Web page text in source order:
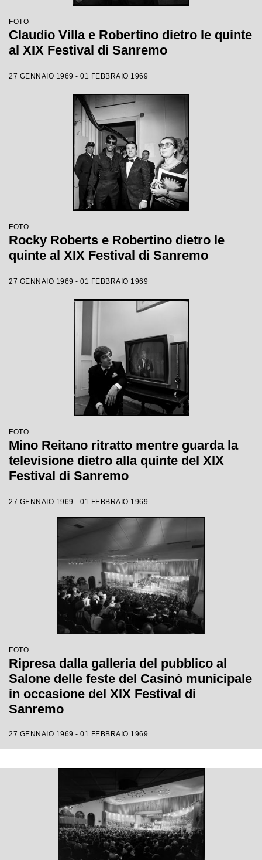
FOTO
Claudio Villa e Robertino dietro le quinte
al XIX Festival di Sanremo
27 GENNAIO 1969 - 01 FEBBRAIO 1969
FOTO
Rocky Roberts e Robertino dietro le
quinte al XIX Festival di Sanremo
27 GENNAIO 1969 - 01 FEBBRAIO 1969
FOTO
Mino Reitano ritratto mentre guarda la
televisione dietro alla quinte del XIX
Festival di Sanremo
27 GENNAIO 1969 - 01 FEBBRAIO 1969
FOTO
Ripresa dalla galleria del pubblico al
Salone delle feste del Casinò municipale
in occasione del XIX Festival di
Sanremo
27 GENNAIO 1969 - 01 FEBBRAIO 1969